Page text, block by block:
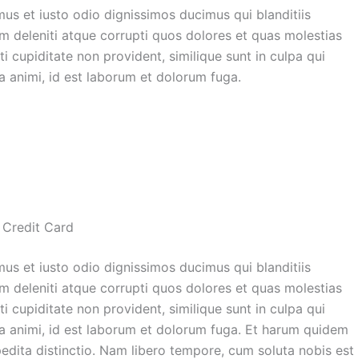
et iusto odio dignissimos ducimus qui blanditiis
deleniti atque corrupti quos dolores et quas molestias
cupiditate non provident, similique sunt in culpa qui
animi, id est laborum et dolorum fuga.
Credit Card
et iusto odio dignissimos ducimus qui blanditiis
deleniti atque corrupti quos dolores et quas molestias
cupiditate non provident, similique sunt in culpa qui
animi, id est laborum et dolorum fuga. Et harum quidem
distinctio. Nam libero tempore, cum soluta nobis est